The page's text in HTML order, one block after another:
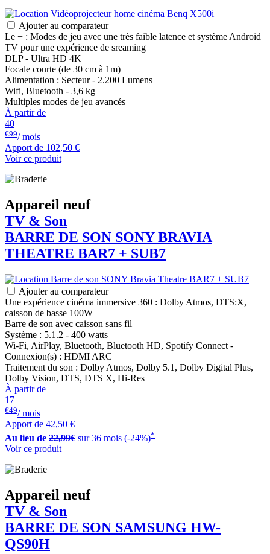
Ajouter au comparateur
Le + : Modes de jeu avec une très faible latence et système Android
TV pour une expérience de sreaming
DLP - Ultra HD 4K
Focale courte (de 30 cm à 1m)
Alimentation : Secteur - 2.200 Lumens
Wifi, Bluetooth - 3,6 kg
Multiples modes de jeu avancés
À partir de
40
€99/ mois
Apport de 102,50 €
Voir ce produit
Appareil neuf
TV & Son
BARRE DE SON SONYBRAVIA
THEATRE BAR7 + SUB7
Ajouter au comparateur
Une expérience cinéma immersive 360 : Dolby Atmos, DTS:X,
caisson de basse 100W
Barre de son avec caisson sans fil
Système : 5.1.2 - 400 watts
Wi-Fi, AirPlay, Bluetooth, Bluetooth HD, Spotify Connect -
Connexion(s) : HDMI ARC
Traitement du son : Dolby Atmos, Dolby 5.1, Dolby Digital Plus,
Dolby Vision, DTS, DTS X, Hi-Res
À partir de
17
€49/ mois
Apport de 42,50 €
Au lieu de 22,99€ sur 36 mois (-24%)*
Voir ce produit
Appareil neuf
TV & Son
BARRE DE SON SAMSUNG HW-
QS90H